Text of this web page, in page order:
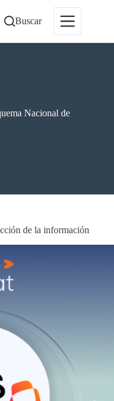
Buscar
Nacional de
de la información